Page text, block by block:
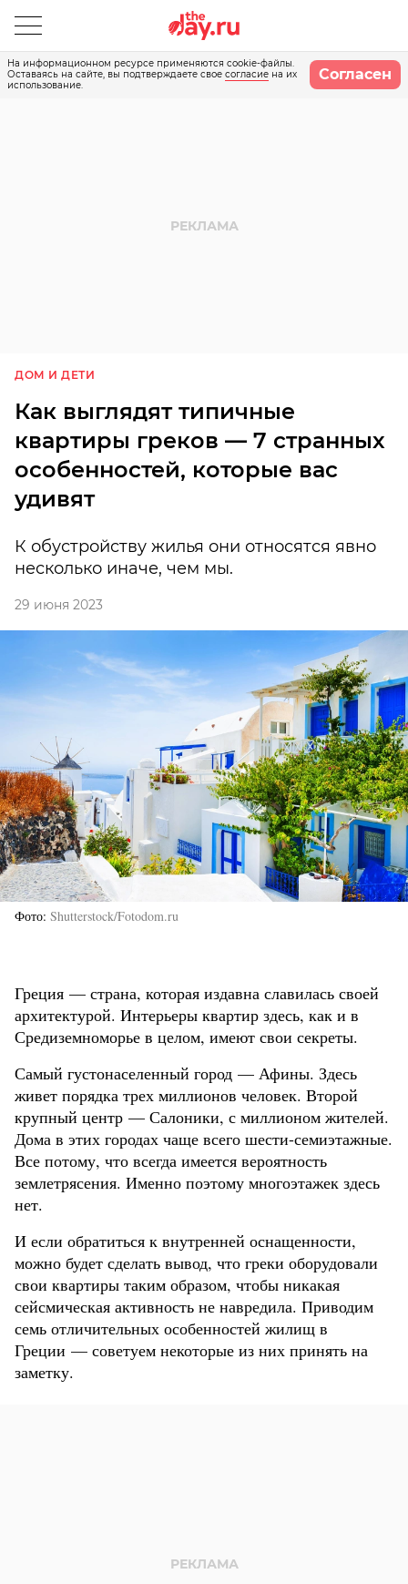
На информационном ресурсе применяются cookie-файлы.
Оставаясь на сайте, вы подтверждаете свое согласие на их
использование.
Согласен
ДОМ И ДЕТИ
Как выглядят типичные
квартиры греков — 7 странных
особенностей, которые вас
удивят
К обустройству жилья они относятся явно
несколько иначе, чем мы.
29 июня 2023
Фото Shutterstock/Fotodom.ru
Греция — страна, которая издавна славилась своей
архитектурой. Интерьеры квартир здесь, как и в
Средиземноморье в целом, имеют свои секреты.
Самый густонаселенный город — Афины. Здесь
живет порядка трех миллионов человек. Второй
крупный центр — Салоники, с миллионом жителей.
Дома в этих городах чаще всего шести-семиэтажные.
Все потому, что всегда имеется вероятность
землетрясения. Именно поэтому многоэтажек здесь
нет.
И если обратиться к внутренней оснащенности,
можно будет сделать вывод, что греки оборудовали
свои квартиры таким образом, чтобы никакая
сейсмическая активность не навредила. Приводим
семь отличительных особенностей жилищ в
Греции — советуем некоторые из них принять на
заметку.